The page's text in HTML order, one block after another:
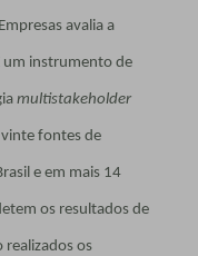
avalia a
um instrumento de
multistakeholder
vinte fontes de
e em mais 14
os resultados de
realizados os